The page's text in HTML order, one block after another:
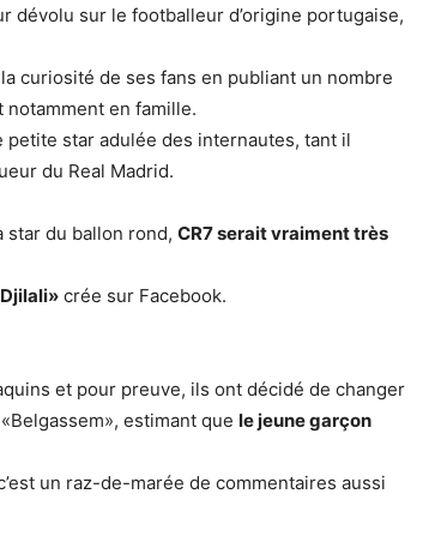
dévolu sur le footballeur d’origine portugaise,
curiosité de ses fans en publiant un nombre
en famille.
star adulée des internautes, tant il
du Real Madrid.
star du ballon rond, CR7 serait vraiment très
crée sur Facebook.
et pour preuve, ils ont décidé de changer
estimant que le jeune garçon
un raz-de-marée de commentaires aussi